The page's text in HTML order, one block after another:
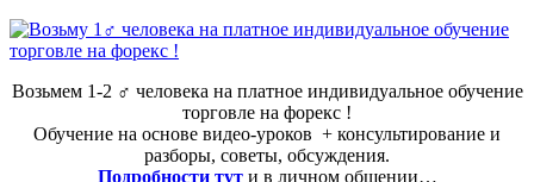
Возьмем 1-2 ‍♂️ человека на платное индивидуальное обучение
торговле на форекс !
Обучение на основе видео-уроков ️ + консультирование и
разборы, советы, обсуждения.
Подробности тут и в личном общении…